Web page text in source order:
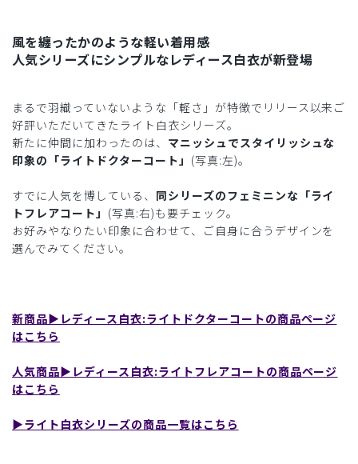
風を纏ったかのような軽い着用感
人気シリーズにシンプルなレディース白衣が新登場
まるで羽織っていないような「軽さ」が特徴でリリース以来ご
好評いただいてきたライト白衣シリーズ。
新たに仲間に加わったのは、 マニッシュでスタイリッシュな
印象の「ライトドクターコート」 (写真:左)。
すでに人気を博している、 同シリーズのフェミニンな「ライ
トフレアコート」 (写真:右)も要チェック。
お好みやなりたい印象に合わせて、ご自身に合うデザインを
選んでみてください。
新商品▶︎レディース白衣:ライトドクターコートの商品ページ
はこちら
人気商品▶︎レディース白衣:ライトフレアコートの商品ページ
はこちら
▶︎ライト白衣シリーズの商品一覧はこちら